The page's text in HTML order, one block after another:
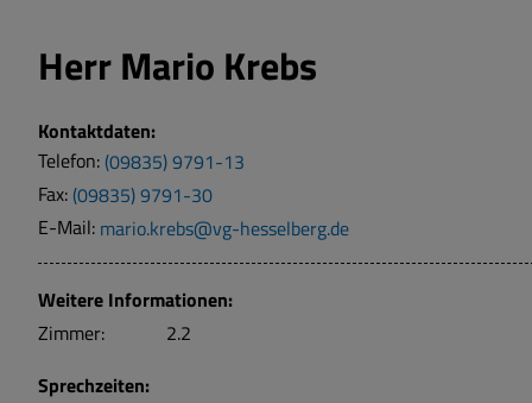
HerrMario Krebs
Kontaktdaten:
Telefon: (09835) 9791-13
Fax: (09835) 9791-30
E-Mail: mario.krebs@vg-hesselberg.de
Weitere Informationen:
Zimmer:
2.2
Sprechzeiten: